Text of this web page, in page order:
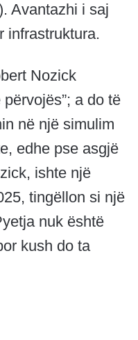
Avantazhi i saj
infrastruktura.
Nozick
a do të
në një simulim
edhe pse asgjë
ishte një
tingëllon si një
nuk është
kush do ta